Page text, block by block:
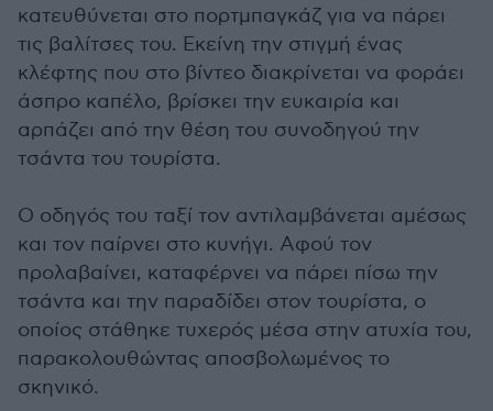
κατευθύνεται στο πορτμπαγκάζ για να πάρει
τις βαλίτσες του. Εκείνη την στιγμή ένας
κλέφτης που στο βίντεο διακρίνεται να φοράει
άσπρο καπέλο, βρίσκει την ευκαιρία και
αρπάζει από την θέση του συνοδηγού την
τσάντα του τουρίστα.
Ο οδηγός του ταξί τον αντιλαμβάνεται αμέσως
και τον παίρνει στο κυνήγι. Αφού τον
προλαβαίνει, καταφέρνει να πάρει πίσω την
τσάντα και την παραδίδει στον τουρίστα, ο
οποίος στάθηκε τυχερός μέσα στην ατυχία του,
παρακολουθώντας αποσβολωμένος το
σκηνικό.